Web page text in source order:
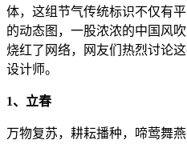
体，这组节气传统标识不仅有
的动态图，一股浓浓的中国风
烧红了网络，网友们热烈讨论
设计师。
1、立春
万物复苏，耕耘播种，啼莺舞